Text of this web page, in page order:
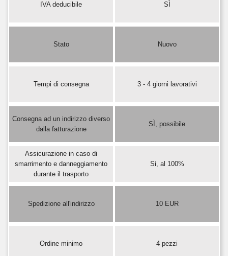
IVA deducibile SÌ
Stato Nuovo
Tempi di consegna 3 - 4 giorni lavorativi
Consegna ad un indirizzo diverso
dalla fatturazione
SÌ, possibile
Assicurazione in caso di
smarrimento e danneggiamento
durante il trasporto
Si, al 100%
Spedizione all'indirizzo 10 EUR
Ordine minimo 4 pezzi